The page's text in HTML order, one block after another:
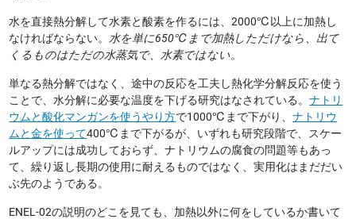
水を直接熱分解して水素と酸素を作るには、2000℃以上に加熱し
なければならない。 水を単に650℃まで加熱しただけなら、出て
くるものはただの水蒸気で、水素ではない。
単なる熱分解ではなく、途中の反応を工夫し熱化学分解反応を使う
ことで、水分解に必要な温度を下げる研究はなされている。ナトリ
ウムと酸化マンガンを使うやり方で1000℃まで下がり、ナトリウ
ムと金を使って400℃まで下がるが、いずれも研究段階で、スケー
ルアップには成功しておらず、ナトリウムの腐食の問題等もあっ
て、繰り返し長期の使用に耐えるものではなく、実用化はまだだい
ぶ先のようである。
ENEL-02の説明のどこを見ても、加熱以外に何をしているか書いて